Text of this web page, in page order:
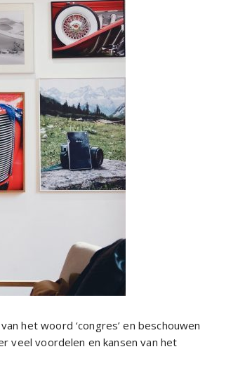
het woord ‘congres’ en beschouwen
veel voordelen en kansen van het